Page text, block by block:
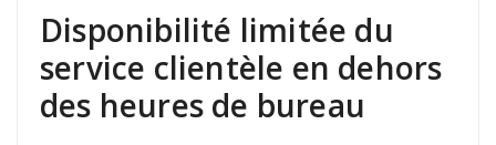
Disponibilité limitée du
service clientèle en dehors
des heures de bureau